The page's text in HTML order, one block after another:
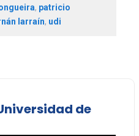
, patricio
larraín, udi
de